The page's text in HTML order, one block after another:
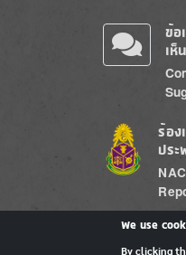
ข้อ
เห็น
Image
ร้อง
ปร
We use
By clicking